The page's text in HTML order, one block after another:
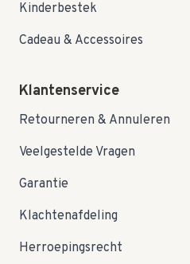
Kinderbestek
Cadeau & Accessoires
Klantenservice
Retourneren & Annuleren
Veelgestelde Vragen
Garantie
Klachtenafdeling
Herroepingsrecht